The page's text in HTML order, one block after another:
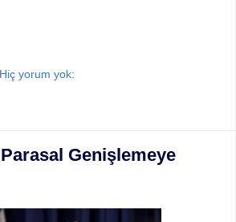
Hiç yorum yok:
Genişlemeye